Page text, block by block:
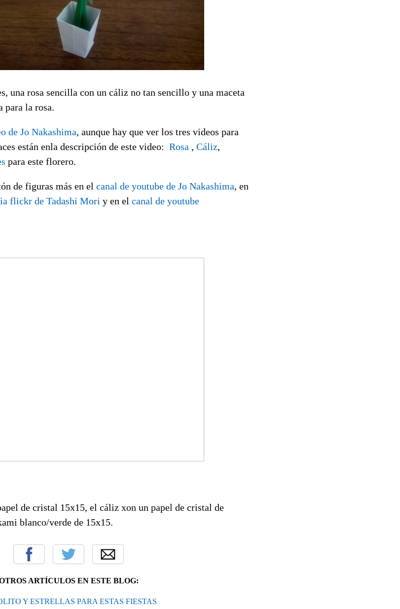
una rosa sencilla con un cáliz no tan sencillo y una maceta
para la rosa.
de Jo Nakashima, aunque hay que ver los tres videos para
están enla descripción de este video: Rosa , Cáliz,
para este florero.
de figuras más en el canal de youtube de Jo Nakashima, en
flickr de Tadashi Mori y en el canal de youtube
de cristal 15x15, el cáliz xon un papel de cristal de
blanco/verde de 15x15.
ARTÍCULOS EN ESTE BLOG:
Y ESTRELLAS PARA ESTAS FIESTAS